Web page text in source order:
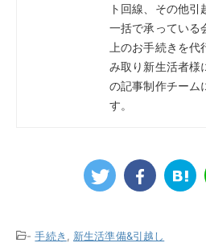
ト回線、その他
一括で承っている
上のお手続きを
み取り新生活者様
の記事制作チーム
す。
-手続き
新生活準備&引越し